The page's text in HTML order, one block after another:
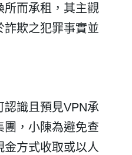
所而承租，其主觀
詐欺之犯罪事實並
認識且預見VPN承
團，小陳為避免查
方式收取或以人